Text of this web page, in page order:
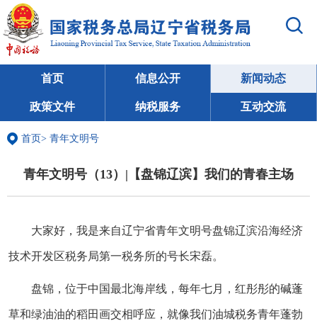
首页 信息公开 新闻动态
政策文件 纳税服务 互动交流
首页> 青年文明号
青年文明号（13）|【盘锦辽滨】我们的青春主场
大家好，我是来自辽宁省青年文明号盘锦辽滨沿海经济
技术开发区税务局第一税务所的号长宋磊。
盘锦，位于中国最北海岸线，每年七月，红彤彤的碱蓬
草和绿油油的稻田画交相呼应，就像我们油城税务青年蓬勃